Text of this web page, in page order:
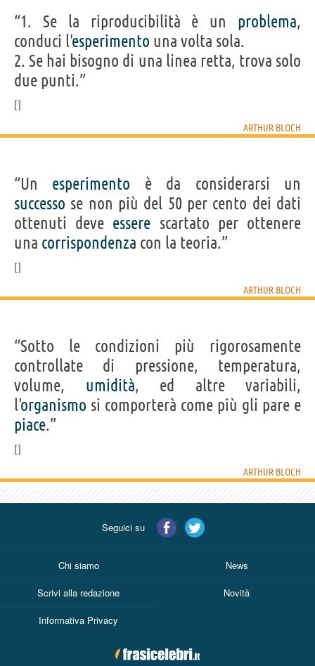
“1. Se la riproducibilità è un problema,
conduci l'esperimento una volta sola.
2. Se hai bisogno di una linea retta, trova solo
due punti.”
ARTHUR BLOCH
“Un esperimento è da considerarsi un
successo se non più del 50 per cento dei dati
ottenuti deve essere scartato per ottenere
una corrispondenza con la teoria.”
ARTHUR BLOCH
“Sotto le condizioni più rigorosamente
controllate di pressione, temperatura,
volume, umidità, ed altre variabili,
l'organismo si comporterà come più gli pare e
piace.”
ARTHUR BLOCH
Seguici su
Chi siamo News
Scrivi alla redazione Novità
Informativa Privacy